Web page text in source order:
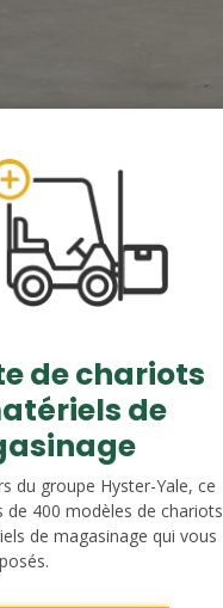
de chariots
de
du groupe Hyster-Yale, ce
de 400 modèles de chariots
de magasinage qui vous